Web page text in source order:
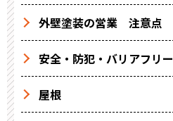
外壁塗装の営業 注意点
安全・防犯・バリアフリー
屋根